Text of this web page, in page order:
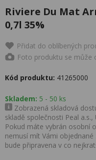
Riviere Du Mat
0,7l 35%
Přidat do oblíbených
Foto produktu se může
Kód produktu: 41265000
Skladem: 5 - 50 ks
Zobrazená skladová
skladě společnosti Peal
Pokud máte vybrán osobní
nemusí mít Vámi
bude připravena v co